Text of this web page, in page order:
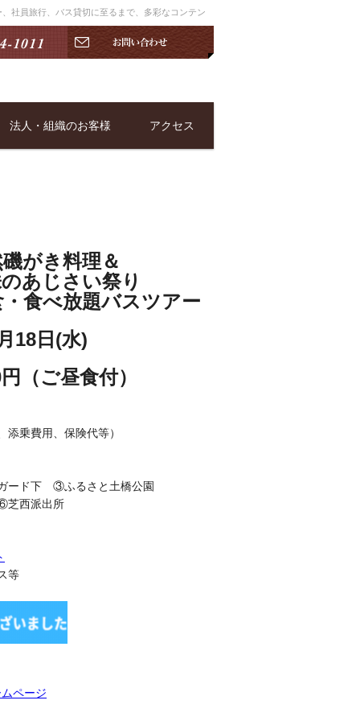
社員旅行、バス貸切に至るまで、多彩なコンテン
法人・組織のお客様 アクセス
がき料理＆
あじさい祭り
食べ放題バスツアー
18日(水)
（ご昼食付）
乗費用、保険代等）
ド下 ③ふるさと土橋公園
西派出所
等
ページ